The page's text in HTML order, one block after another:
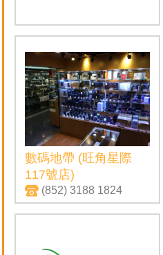
數碼地帶 (旺角星際
117號店)
(852) 3188 1824